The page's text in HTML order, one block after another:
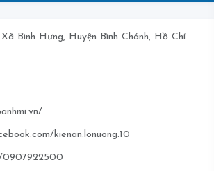
Bình Hưng, Huyện Bình Chánh, Hồ Chí
kienan.lonuong.10
0907922500